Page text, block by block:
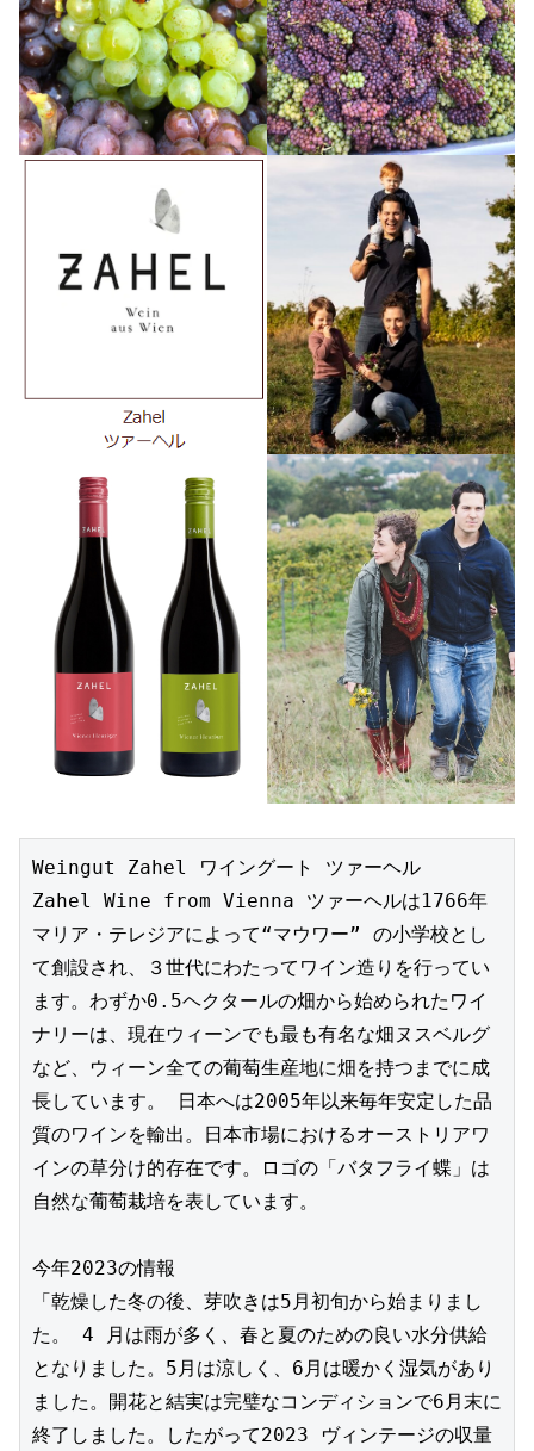
Weingut Zahel ワイングート ツァーヘル
Zahel Wine from Vienna ツァーヘルは1766年
マリア・テレジアによって“マウワー” の小学校とし
て創設され、３世代にわたってワイン造りを行ってい
ます。わずか0.5ヘクタールの畑から始められたワイ
ナリーは、現在ウィーンでも最も有名な畑ヌスベルグ
など、ウィーン全ての葡萄生産地に畑を持つまでに成
長しています。 日本へは2005年以来毎年安定した品
質のワインを輸出。日本市場におけるオーストリアワ
インの草分け的存在です。ロゴの「バタフライ蝶」は
自然な葡萄栽培を表しています。
今年2023の情報
「乾燥した冬の後、芽吹きは5月初旬から始まりまし
た。 4 月は雨が多く、春と夏のための良い水分供給
となりました。5月は涼しく、6月は暖かく湿気があり
ました。開花と結実は完璧なコンディションで6月末に
終了しました。したがって2023 ヴィンテージの収量